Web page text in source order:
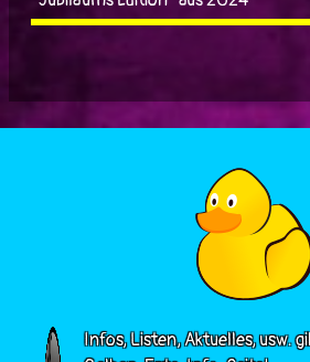
Infos, Listen, Aktuelles, usw.